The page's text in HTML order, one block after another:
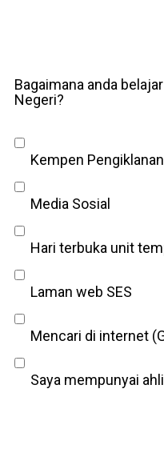
Bagaimana anda
Negeri?
Kempen Pengiklanan
Media Sosial
Hari terbuka unit
Laman web SES
Mencari di internet
Saya mempunyai